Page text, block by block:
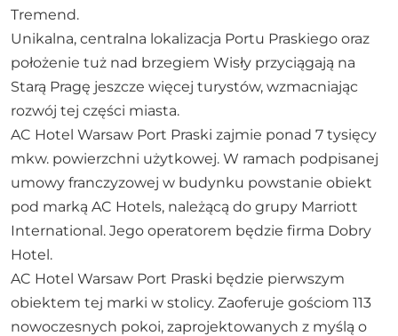
Tremend.
Unikalna, centralna lokalizacja Portu Praskiego oraz
położenie tuż nad brzegiem Wisły przyciągają na
Starą Pragę jeszcze więcej turystów, wzmacniając
rozwój tej części miasta.
AC Hotel Warsaw Port Praski zajmie ponad 7 tysięcy
mkw. powierzchni użytkowej. W ramach podpisanej
umowy franczyzowej w budynku powstanie obiekt
pod marką AC Hotels, należącą do grupy Marriott
International. Jego operatorem będzie firma Dobry
Hotel.
AC Hotel Warsaw Port Praski będzie pierwszym
obiektem tej marki w stolicy. Zaoferuje gościom 113
nowoczesnych pokoi, zaprojektowanych z myślą o